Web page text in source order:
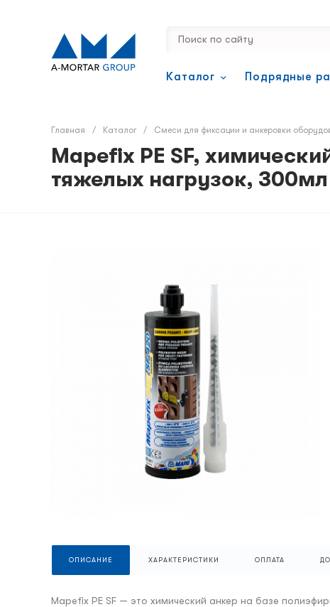
Каталог Подрядные
Главная / Каталог / Смеси для фиксации и анкеровки
Mapefix PE SF,
тяжелых нагрузок, 300мл
ОПИСАНИЕ ХАРАКТЕРИСТИКИ ОПЛАТА
Mapefix PE SF — это химический анкер на базе